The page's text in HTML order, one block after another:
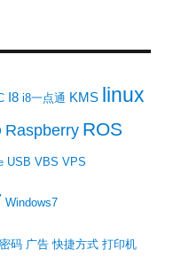
I8 i8一点通 KMS linux
Raspberry ROS
USB VBS VPS
Windows7
密码 广告 快捷方式 打印机